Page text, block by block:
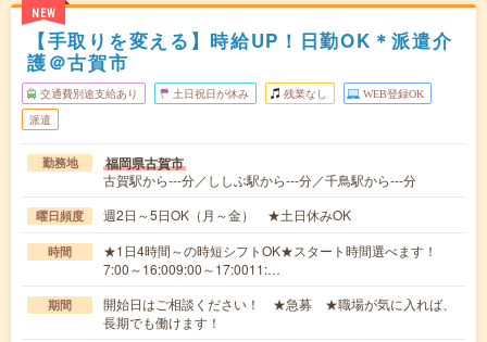
NEW
【手取りを変える】時給UP！日勤OK＊派遣介
護＠古賀市
交通費別途支給あり 土日祝日が休み 残業なし WEB登録OK
派遣
勤務地 福岡県古賀市
古賀駅から---分／ししぶ駅から---分／千鳥駅から---分
曜日頻度 週2日～5日OK（月～金） ★土日休みOK
時間
★1日4時間～の時短シフトOK★スタート時間選べます！
7:00～16:009:00～17:0011:…
期間
開始日はご相談ください！ ★急募 ★職場が気に入れば、
長期でも働けます！